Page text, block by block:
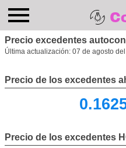
Precio excedentes
Última actualización: 07 de agosto
Precio de los excedentes
Precio de los excedentes